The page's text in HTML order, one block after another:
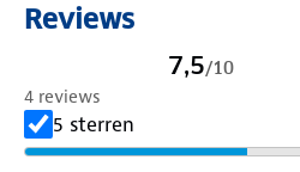
Reviews
7,5/10
4 reviews
5 sterren